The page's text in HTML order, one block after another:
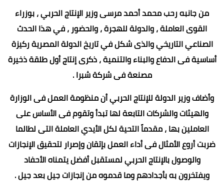
من جانبه رحب محمد أحمد مرسى وزير الإنتاج الحربي ، بوزراء
القوى العاملة ، والدولة للهجرة ، والحضور ، في هذا الحدث
الصناعي التاريخي والذى شكل في تاريخ الدولة المصرية ركيزة
أساسية فى الدفاع والبناء والتنمية ، ذكرى إنتاج أول طلقة ذخيرة
مصنعة فى شركة شبرا .
وأضاف وزير الدولة للإنتاج الحربي أن منظومة العمل فى الوزارة
والهيئات والشركات التابعة لها تبدأ وتقوم فى الأساس على
العاملين بها ، مقدماً التحية لكل الأيدي العاملة التى لطالما
ضربت أروع الأمثال فى أداء العمل بإتقان وإصرار لتحقيق الإنجازات
والوصول بالإنتاج الحربي لمستقبل أفضل يتمناه الأحفاد
ويفتخرون به بأجدادهم وما قدموه من إنجازات جيل بعد جيل .